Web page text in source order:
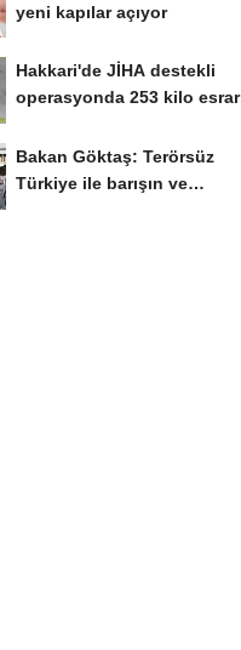
yeni kapılar açıyor
Hakkari'de JİHA destekli
operasyonda 253 kilo esrar
Bakan Göktaş: Terörsüz
Türkiye ile barışın ve